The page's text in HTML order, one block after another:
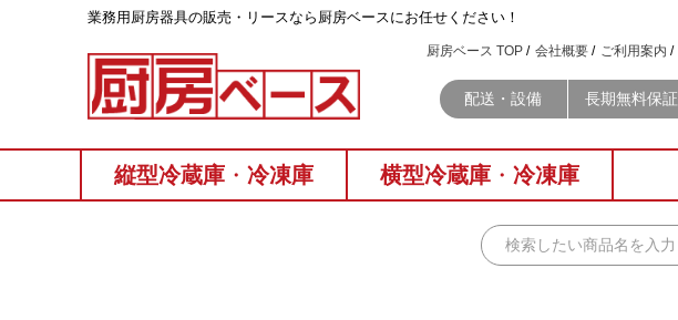
業務⽤厨房器具の販売・リースなら厨房ベースにお任せください！
厨房ベース TOP 会社概要 ご利用案内
配送・設備 長期無料保証
縦型冷蔵庫 ・ 冷凍庫 横型冷蔵庫 ・ 冷凍庫